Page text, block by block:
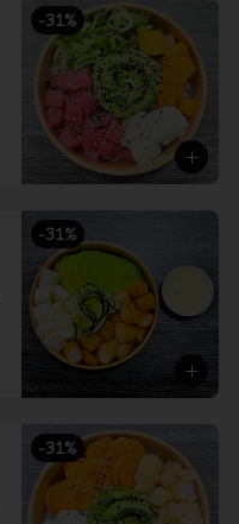
-31%
-31%
-31%